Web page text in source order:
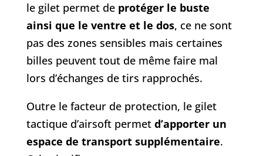
le gilet permet de protéger le buste
ainsi que le ventre et le dos, ce ne sont
pas des zones sensibles mais certaines
billes peuvent tout de même faire mal
lors d’échanges de tirs rapprochés.
Outre le facteur de protection, le gilet
tactique d’airsoft permet d’apporter un
espace de transport supplémentaire.